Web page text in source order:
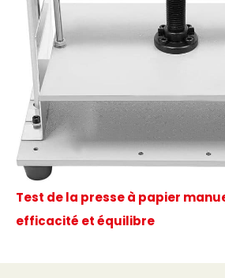
Test de la presse à papier
efficacité et équilibre